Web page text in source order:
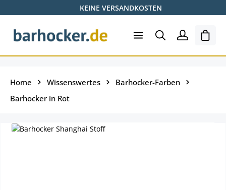
Zum Hauptinhalt springenKEINE VERSANDKOSTEN
Home Wissenswertes
Barhocker-Farben
Barhocker in Rot